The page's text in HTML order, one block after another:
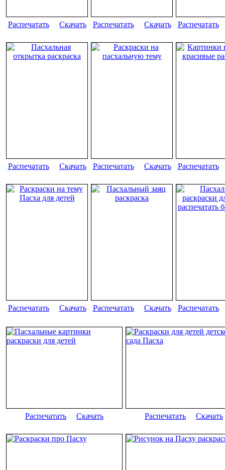
Распечатать Скачать Распечатать Скачать Распечатать
Распечатать Скачать Распечатать Скачать Распечатать
Распечатать Скачать Распечатать Скачать Распечатать
Распечатать Скачать Распечатать Скачать